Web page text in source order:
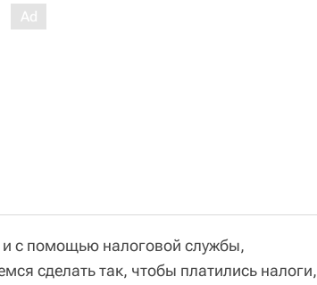
с помощью налоговой службы,
сделать так, чтобы платились налоги,